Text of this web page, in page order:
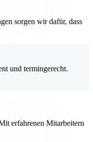
sorgen wir dafür, dass
und termingerecht.
erfahrenen Mitarbeitern